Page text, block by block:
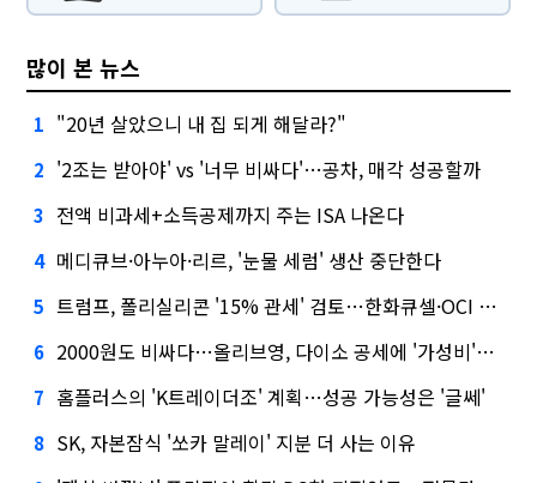
많이 본 뉴스
1 "20년 살았으니 내 집 되게 해달라?"
2 '2조는 받아야' vs '너무 비싸다'…공차, 매각 성공할까
3 전액 비과세+소득공제까지 주는 ISA 나온다
4 메디큐브·아누아·리르, '눈물 세럼' 생산 중단한다
5 트럼프, 폴리실리콘 '15% 관세' 검토…한화큐셀·OCI 영향은?
6 2000원도 비싸다…올리브영, 다이소 공세에 '가성비'로 맞불
7 홈플러스의 'K트레이더조' 계획…성공 가능성은 '글쎄'
8 SK, 자본잠식 '쏘카 말레이' 지분 더 사는 이유